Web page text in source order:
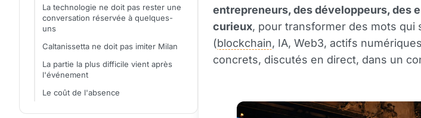
entrepreneurs, des développeurs, des
curieux, pour transformer des mots qui
(blockchain, IA, Web3, actifs
concrets, discutés en direct, dans un
La technologie ne doit pas rester une
conversation réservée à quelques-
uns
Caltanissetta ne doit pas imiter Milan
La partie la plus difficile vient après
l'événement
Le coût de l'absence